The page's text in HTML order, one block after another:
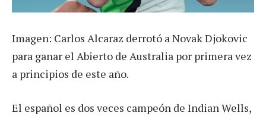
Imagen: Carlos Alcaraz derrotó a Novak Djokovic
para ganar el Abierto de Australia por primera vez
a principios de este año.
El español es dos veces campeón de Indian Wells,